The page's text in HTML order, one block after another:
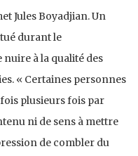
Jules Boyadjian. Un
durant le
à la qualité des
« Certaines personnes
plusieurs fois par
ni de sens à mettre
de combler du